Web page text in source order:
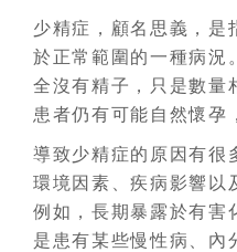
少精症，顧名思義，是
於正常範圍的一種病況
全沒有精子，只是數量
患者仍有可能自然懷孕
導致少精症的原因有很
環境因素、疾病影響以
例如，長期暴露於有害
是患有某些慢性病、內